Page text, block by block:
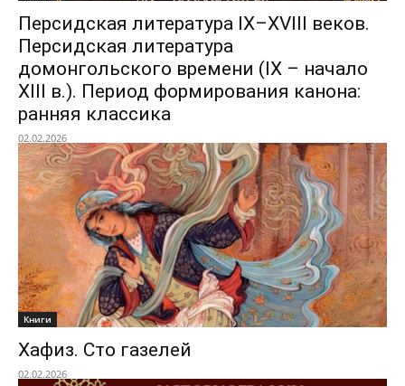
Персидская литература IX–XVIII веков.
Персидская литература
домонгольского времени (IX – начало
XIII в.). Период формирования канона:
ранняя классика
02.02.2026
Книги
Хафиз. Сто газелей
02.02.2026